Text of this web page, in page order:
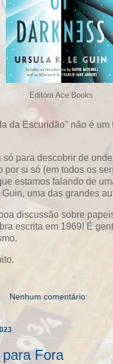
Editora Ace Books
da Escuridão" não é um
só para descobrir de
por si só (em todos os
estamos falando de
uma das grandes
discussão sobre
escrita em 1969! É
Nenhum comentário:
Fora